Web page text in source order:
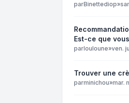
parBinettediop»
Est-ce que
parlouloune»ven.
Trouver une
parminichou»mar.